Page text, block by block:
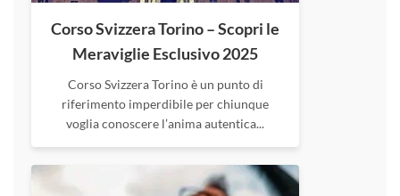
Corso Svizzera Torino – Scopri le
Meraviglie Esclusivo 2025
Corso Svizzera Torino è un punto di
riferimento imperdibile per chiunque
voglia conoscere l’anima autentica...